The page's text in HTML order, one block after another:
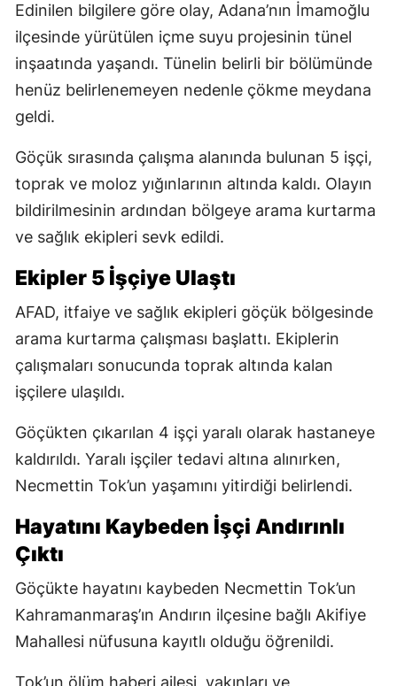
Edinilen bilgilere göre olay, Adana’nın İmamoğlu
ilçesinde yürütülen içme suyu projesinin tünel
inşaatında yaşandı. Tünelin belirli bir bölümünde
henüz belirlenemeyen nedenle çökme meydana
geldi.
Göçük sırasında çalışma alanında bulunan 5 işçi,
toprak ve moloz yığınlarının altında kaldı. Olayın
bildirilmesinin ardından bölgeye arama kurtarma
ve sağlık ekipleri sevk edildi.
Ekipler 5 İşçiye Ulaştı
AFAD, itfaiye ve sağlık ekipleri göçük bölgesinde
arama kurtarma çalışması başlattı. Ekiplerin
çalışmaları sonucunda toprak altında kalan
işçilere ulaşıldı.
Göçükten çıkarılan 4 işçi yaralı olarak hastaneye
kaldırıldı. Yaralı işçiler tedavi altına alınırken,
Necmettin Tok’un yaşamını yitirdiği belirlendi.
Hayatını Kaybeden İşçi Andırınlı
Çıktı
Göçükte hayatını kaybeden Necmettin Tok’un
Kahramanmaraş’ın Andırın ilçesine bağlı Akifiye
Mahallesi nüfusuna kayıtlı olduğu öğrenildi.
Tok’un ölüm haberi ailesi, yakınları ve